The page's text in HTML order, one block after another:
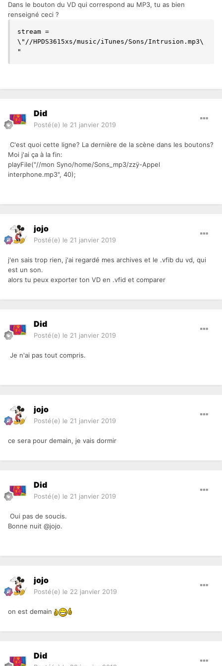
Dans le bouton du VD qui correspond au MP3, tu as bien
renseigné ceci ?
stream =
\"//HPDS3615xs/music/iTunes/Sons/Intrusion.mp3\
"
Did
Posté(e) le 21 janvier 2019
C'est quoi cette ligne? La dernière de la scène dans les boutons?
Moi j'ai ça à la fin:
playFile("//mon Syno/home/Sons_mp3/zzÿ-Appel
interphone.mp3", 40);
jojo
Posté(e) le 21 janvier 2019
j'en sais trop rien, j'ai regardé mes archives et le .vfib du vd, qui
est un son.
alors tu peux exporter ton VD en .vfid et comparer
Did
Posté(e) le 21 janvier 2019
Je n'ai pas tout compris.
jojo
Posté(e) le 21 janvier 2019
ce sera pour demain, je vais dormir
Did
Posté(e) le 21 janvier 2019
Oui pas de soucis.
Bonne nuit @jojo.
jojo
Posté(e) le 22 janvier 2019
on est demain
Did